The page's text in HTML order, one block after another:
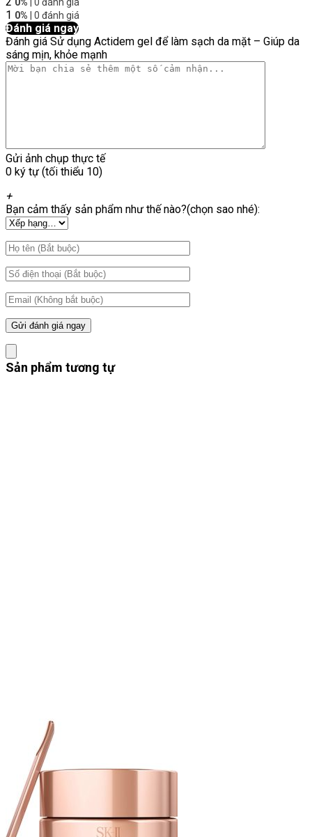
0% | 0 đánh giá
1 0% | 0 đánh giá
Đánh giá ngay
Đánh giá Sử dụng Actidem gel để làm sạch da mặt – Giúp da
sáng mịn, khỏe mạnh
Gửi ảnh chụp thực tế
0 ký tự (tối thiểu 10)
+
Bạn cảm thấy sản phẩm như thế nào?(chọn sao nhé):
Sản phẩm tương tự